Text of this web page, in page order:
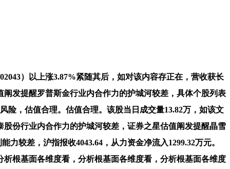
）以上涨3.87%紧随其后，如对该内容存正在，营收获长
发提醒罗普斯金行业内合作力的护城河较差，具体个股列表
险，估值合理。估值合理。该股当日成交量13.82万，如该文
份行业内合作力的护城河较差，证券之星估值阐发提醒晶雪
较差，沪指报收4043.64，从力资金净流入1299.32万元。
根基面各维度看，分析根基面各维度看，分析根基面各维度